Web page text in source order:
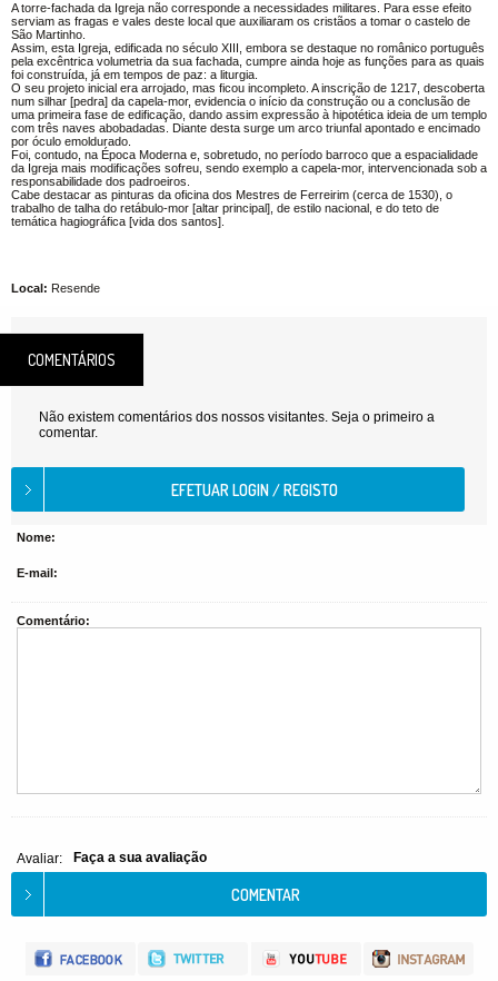
A torre-fachada da Igreja não corresponde a necessidades militares. Para esse efeito
serviam as fragas e vales deste local que auxiliaram os cristãos a tomar o castelo de
São Martinho.
Assim, esta Igreja, edificada no século XIII, embora se destaque no românico português
pela excêntrica volumetria da sua fachada, cumpre ainda hoje as funções para as quais
foi construída, já em tempos de paz: a liturgia.
O seu projeto inicial era arrojado, mas ficou incompleto. A inscrição de 1217, descoberta
num silhar [pedra] da capela-mor, evidencia o início da construção ou a conclusão de
uma primeira fase de edificação, dando assim expressão à hipotética ideia de um templo
com três naves abobadadas. Diante desta surge um arco triunfal apontado e encimado
por óculo emoldurado.
Foi, contudo, na Época Moderna e, sobretudo, no período barroco que a espacialidade
da Igreja mais modificações sofreu, sendo exemplo a capela-mor, intervencionada sob a
responsabilidade dos padroeiros.
Cabe destacar as pinturas da oficina dos Mestres de Ferreirim (cerca de 1530), o
trabalho de talha do retábulo-mor [altar principal], de estilo nacional, e do teto de
temática hagiográfica [vida dos santos].
Local: Resende
COMENTÁRIOS
Não existem comentários dos nossos visitantes. Seja o primeiro a
comentar.
Nome:
E-mail:
Comentário:
Avaliar: Faça a sua avaliação